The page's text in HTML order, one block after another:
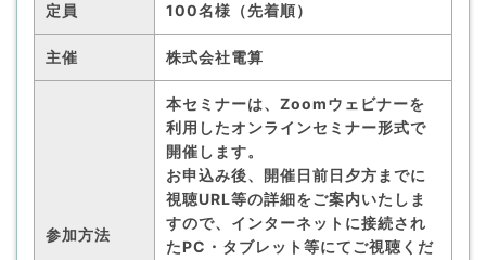
定員 100名様（先着順）
主催 株式会社電算
参加方法
本セミナーは、Zoomウェビナーを
利用したオンラインセミナー形式で
開催します。
お申込み後、開催日前日夕方までに
視聴URL等の詳細をご案内いたしま
すので、インターネットに接続され
たPC・タブレット等にてご視聴くだ